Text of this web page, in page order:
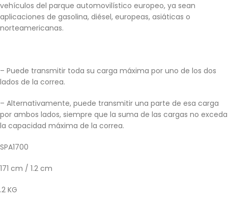
vehículos del parque automovilístico europeo, ya sean
aplicaciones de gasolina, diésel, europeas, asiáticas o
norteamericanas.
– Puede transmitir toda su carga máxima por uno de los dos
lados de la correa.
– Alternativamente, puede transmitir una parte de esa carga
por ambos lados, siempre que la suma de las cargas no exceda
la capacidad máxima de la correa.
SPA1700
171 cm / 1.2 cm
.2 KG